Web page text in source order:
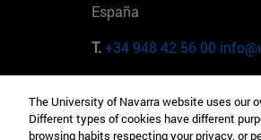
España
T.+34 948 42 56 00
Camino del Cerro Águila 3
Madrid España
The University of Navarra website uses our
Different types of cookies have different
browsing habits respecting your privacy, or